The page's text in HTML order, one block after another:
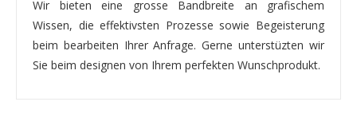
Wir bieten eine grosse Bandbreite an grafischem
Wissen, die effektivsten Prozesse sowie Begeisterung
beim bearbeiten Ihrer Anfrage. Gerne unterstüzten wir
Sie beim designen von Ihrem perfekten Wunschprodukt.